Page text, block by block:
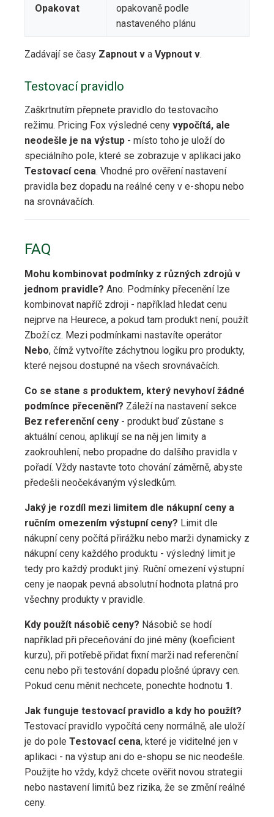
Opakovat
opakovaně podle
nastaveného plánu
Zadávají se časy Zapnout v a Vypnout v.
Testovací pravidlo
Zaškrtnutím přepnete pravidlo do testovacího
režimu. Pricing Fox výsledné ceny vypočítá, ale
neodešle je na výstup - místo toho je uloží do
speciálního pole, které se zobrazuje v aplikaci jako
Testovací cena. Vhodné pro ověření nastavení
pravidla bez dopadu na reálné ceny v e-shopu nebo
na srovnávačích.
FAQ
Mohu kombinovat podmínky z různých zdrojů v
jednom pravidle? Ano. Podmínky přecenění lze
kombinovat napříč zdroji - například hledat cenu
nejprve na Heurece, a pokud tam produkt není, použít
Zboží.cz. Mezi podmínkami nastavíte operátor
Nebo, čímž vytvoříte záchytnou logiku pro produkty,
které nejsou dostupné na všech srovnávačích.
Co se stane s produktem, který nevyhoví žádné
podmínce přecenění? Záleží na nastavení sekce
Bez referenční ceny - produkt buď zůstane s
aktuální cenou, aplikují se na něj jen limity a
zaokrouhlení, nebo propadne do dalšího pravidla v
pořadí. Vždy nastavte toto chování záměrně, abyste
předešli neočekávaným výsledkům.
Jaký je rozdíl mezi limitem dle nákupní ceny a
ručním omezením výstupní ceny? Limit dle
nákupní ceny počítá přirážku nebo marži dynamicky z
nákupní ceny každého produktu - výsledný limit je
tedy pro každý produkt jiný. Ruční omezení výstupní
ceny je naopak pevná absolutní hodnota platná pro
všechny produkty v pravidle.
Kdy použít násobič ceny? Násobič se hodí
například při přeceňování do jiné měny (koeficient
kurzu), při potřebě přidat fixní marži nad referenční
cenu nebo při testování dopadu plošné úpravy cen.
Pokud cenu měnit nechcete, ponechte hodnotu 1.
Jak funguje testovací pravidlo a kdy ho použít?
Testovací pravidlo vypočítá ceny normálně, ale uloží
je do pole Testovací cena, které je viditelné jen v
aplikaci - na výstup ani do e-shopu se nic neodešle.
Použijte ho vždy, když chcete ověřit novou strategii
nebo nastavení limitů bez rizika, že se změní reálné
ceny.